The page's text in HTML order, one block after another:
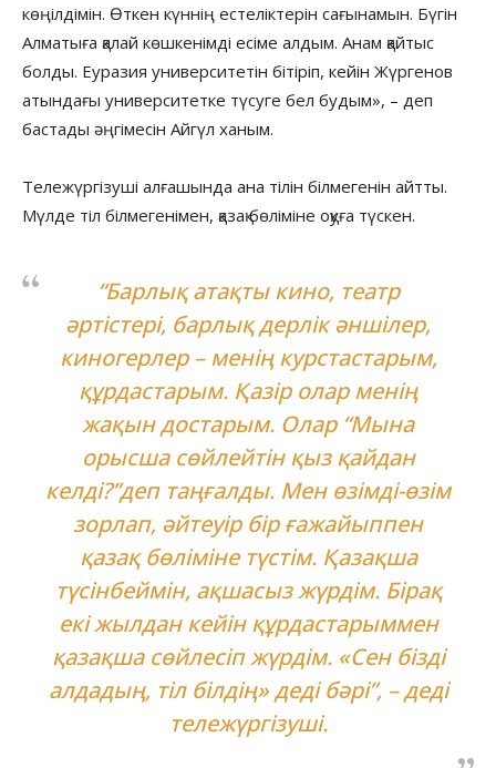
көңілдімін. Өткен күннің естеліктерін сағынамын. Бүгін
Алматыға қалай көшкенімді есіме алдым. Анам қайтыс
болды. Еуразия университетін бітіріп, кейін Жүргенов
атындағы университетке түсуге бел будым», – деп
бастады әңгімесін Айгүл ханым.
Тележүргізуші алғашында ана тілін білмегенін айтты.
Мүлде тіл білмегенімен, қазақ бөліміне оқуға түскен.
“Барлық атақты кино, театр
әртістері, барлық дерлік әншілер,
киногерлер – менің курстастарым,
құрдастарым. Қазір олар менің
жақын достарым. Олар “Мына
орысша сөйлейтін қыз қайдан
келді?”деп таңғалды. Мен өзімді-өзім
зорлап, әйтеуір бір ғажайыппен
қазақ бөліміне түстім. Қазақша
түсінбеймін, ақшасыз жүрдім. Бірақ
екі жылдан кейін құрдастарыммен
қазақша сөйлесіп жүрдім. «Сен бізді
алдадың, тіл білдің» деді бәрі”, – деді
тележүргізуші.